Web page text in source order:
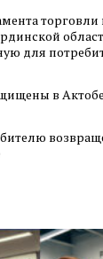
для
в Актобе